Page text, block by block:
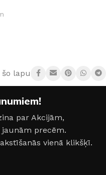
lapu:
par Akcijām,
precēm.
vienā klikšķī.